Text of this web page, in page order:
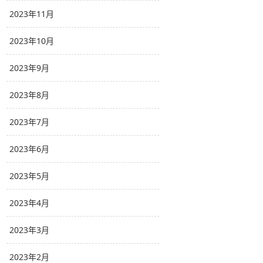
2023年11月
2023年10月
2023年9月
2023年8月
2023年7月
2023年6月
2023年5月
2023年4月
2023年3月
2023年2月